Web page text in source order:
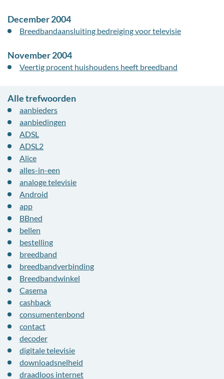
December 2004
Breedbandaansluiting bedreiging voor televisie
November 2004
Veertig procent huishoudens heeft breedband
Alle trefwoorden
aanbieders
aanbiedingen
ADSL
ADSL2
Alice
alles-in-een
analoge televisie
Android
app
BBned
bellen
bestelling
breedband
breedbandverbinding
Breedbandwinkel
Casema
cashback
consumentenbond
contact
decoder
digitale televisie
downloadsnelheid
draadloos internet